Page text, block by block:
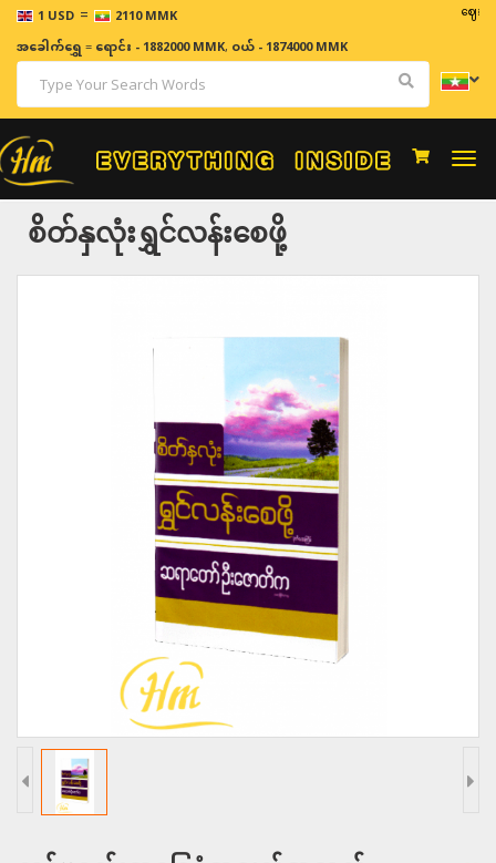
1 USD = 2110 MMK ဈေးနှုန်
အခေါက်ရွှေ=ရောင်း - 1882000 MMK, ဝယ် - 1874000 MMK
စိတ်နှလုံးရွှင်လန်းစေဖို့